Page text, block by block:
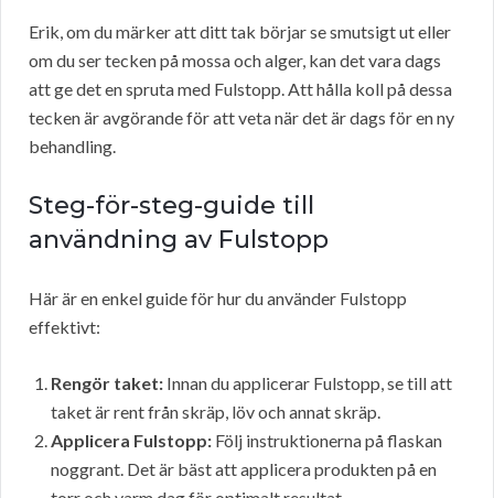
Erik, om du märker att ditt tak börjar se smutsigt ut eller
om du ser tecken på mossa och alger, kan det vara dags
att ge det en spruta med Fulstopp. Att hålla koll på dessa
tecken är avgörande för att veta när det är dags för en ny
behandling.
Steg-för-steg-guide till
användning av Fulstopp
Här är en enkel guide för hur du använder Fulstopp
effektivt:
Rengör taket: Innan du applicerar Fulstopp, se till att
taket är rent från skräp, löv och annat skräp.
Applicera Fulstopp: Följ instruktionerna på flaskan
noggrant. Det är bäst att applicera produkten på en